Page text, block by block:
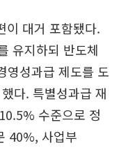
이 대거 포함됐다.
유지하되 반도체
영성과급 제도를 도
다. 특별성과급 재
수준으로 정
40%, 사업부